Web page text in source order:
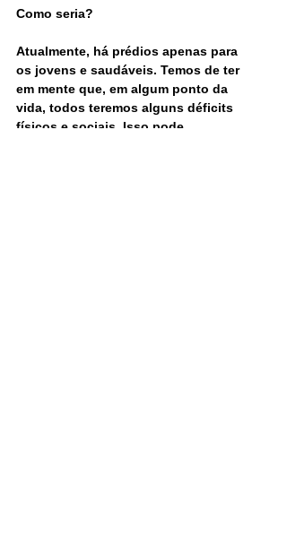
Como seria?
Atualmente, há prédios apenas para
os jovens e saudáveis. Temos de ter
em mente que, em algum ponto da
vida, todos teremos alguns déficits
físicos e sociais. Isso pode